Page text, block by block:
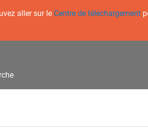
aller sur le Centre de téléchargement